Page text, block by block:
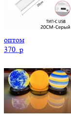
оптом
370. p